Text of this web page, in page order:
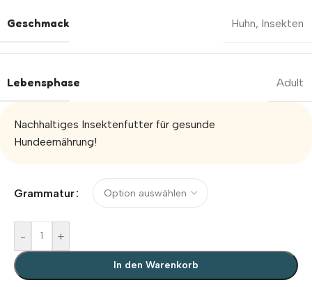
Geschmack Huhn, Insekten
Lebensphase Adult
Nachhaltiges Insektenfutter für gesunde
Hundeernährung!
Grammatur
- +
In den Warenkorb
Alternative: